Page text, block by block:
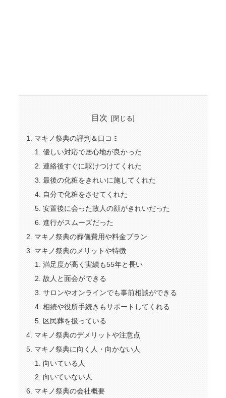
目次
マキノ祭典の評判＆口コミ
優しい対応で居心地が良かった
連絡後すぐに駆けつけてくれた
最後の化粧をきれいに施してくれた
自分で化粧をさせてくれた
安置後に会った故人の顔がきれいだった
進行がスムーズだった
マキノ祭典の葬儀費用や料金プラン
マキノ祭典のメリットや特徴
満足度が高く実績も55年と長い
故人と面会ができる
サロンやオンラインでも事前相談ができる
相続や役所手続きもサポートしてくれる
区民葬を扱っている
マキノ祭典のデメリットや注意点
マキノ祭典に向く人・向かない人
向いている人
向いていない人
マキノ祭典の会社概要